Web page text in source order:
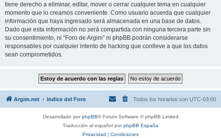
tiene derecho a eliminar, editar, mover o cerrar cualquier tema en cualquier
momento que lo creamos conveniente. Como usuario acuerda que cualquier
información que haya ingresado será almacenada en una base de datos.
Dado que esta información no será compartida con ninguna tercera parte sin
su consentimiento, ni “Foro de Argim” ni phpBB podrán considerarse
responsables por cualquier intento de hacking que conlleve a que los datos
sean comprometidos.
Argim.net Indice del Foro Todos los horarios son UTC-03:00
Desarrollado porphpBB® Forum Software © phpBB Limited
Traducción al español porphpBB España
Privacidad | Condiciones